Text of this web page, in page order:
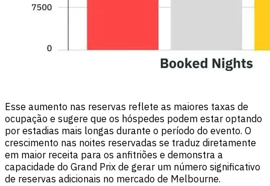
Esse aumento nas reservas reflete as maiores taxas de
ocupação e sugere que os hóspedes podem estar optando
por estadias mais longas durante o período do evento. O
crescimento nas noites reservadas se traduz diretamente
em maior receita para os anfitriões e demonstra a
capacidade do Grand Prix de gerar um número significativo
de reservas adicionais no mercado de Melbourne.